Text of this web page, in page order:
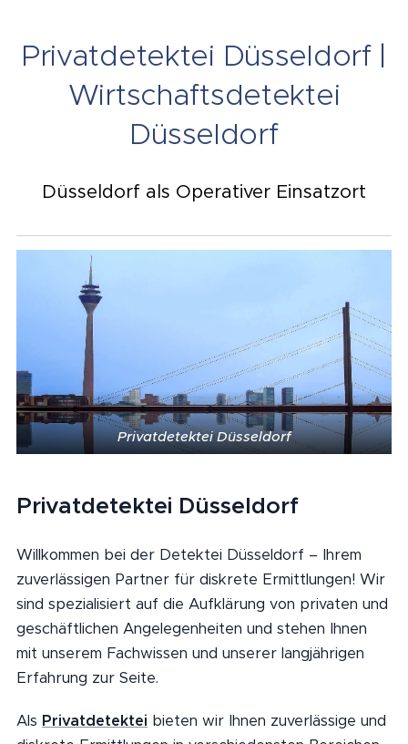
Privatdetektei Düsseldorf |
Wirtschaftsdetektei
Düsseldorf
Düsseldorf als Operativer Einsatzort
Privatdetektei Düsseldorf
Privatdetektei Düsseldorf
Willkommen bei der Detektei Düsseldorf – Ihrem
zuverlässigen Partner für diskrete Ermittlungen! Wir
sind spezialisiert auf die Aufklärung von privaten und
geschäftlichen Angelegenheiten und stehen Ihnen
mit unserem Fachwissen und unserer langjährigen
Erfahrung zur Seite.
Als Privatdetektei bieten wir Ihnen zuverlässige und